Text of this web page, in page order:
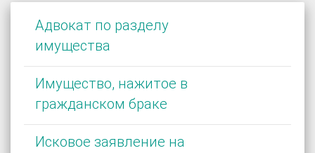
Адвокат по разделу
имущества
Имущество, нажитое в
гражданском браке
Исковое заявление на